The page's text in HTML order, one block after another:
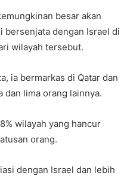
besar akan
bersenjata dengan Israel di
wilayah tersebut.
ia bermarkas di Qatar dan
dan lima orang lainnya.
wilayah yang hancur
orang.
dengan Israel dan lebih